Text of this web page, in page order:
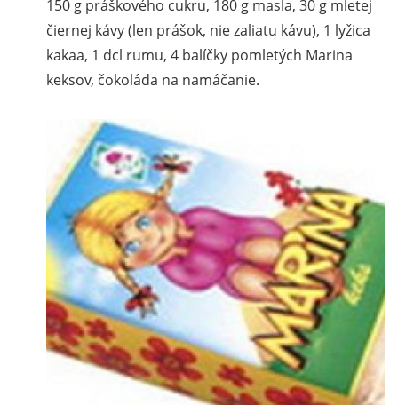
150 g práškového cukru, 180 g masla, 30 g mletej
čiernej kávy (len prášok, nie zaliatu kávu), 1 lyžica
kakaa, 1 dcl rumu, 4 balíčky pomletých Marina
keksov, čokoláda na namáčanie.